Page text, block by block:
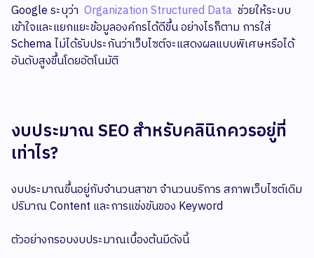
Google ระบุว่า Organization Structured Data ช่วยให้ระบบ
เข้าใจและแยกแยะข้อมูลองค์กรได้ดีขึ้น อย่างไรก็ตาม การใส่
Schema ไม่ได้รับประกันว่าเว็บไซต์จะแสดงผลแบบพิเศษหรือได้
อันดับสูงขึ้นโดยอัตโนมัติ
งบประมาณ SEO สำหรับคลินิกควรอยู่ที่
เท่าไร?
งบประมาณขึ้นอยู่กับจำนวนสาขา จำนวนบริการ สภาพเว็บไซต์เดิม
ปริมาณ Content และการแข่งขันของ Keyword
ตัวอย่างกรอบงบประมาณเบื้องต้นมีดังนี้